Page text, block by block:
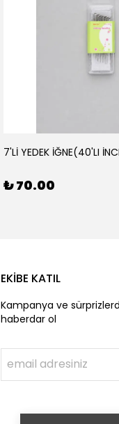
7'Lİ YEDEK İĞNE(40'LI
₺ 70.00
EKİBE KATIL
Kampanya ve
haberdar ol